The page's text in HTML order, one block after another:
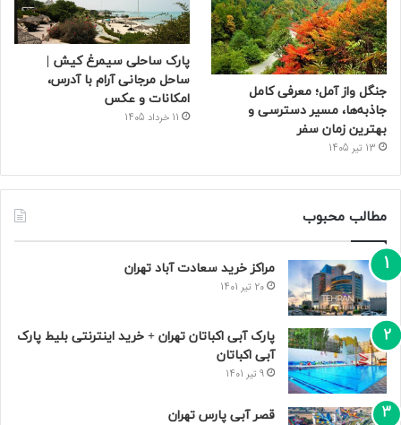
جنگل واز آمل؛ معرفی کامل
جاذبه‌ها، مسیر دسترسی و
بهترین زمان سفر
13 تیر 1405
پارک ساحلی سیمرغ کیش |
ساحل مرجانی آرام با آدرس،
امکانات و عکس
11 خرداد 1405
مطالب محبوب
مراکز خرید سعادت‌ آباد تهران
20 تیر 1401
پارک آبی اکباتان تهران + خرید اینترنتی بلیط پارک
آبی اکباتان
9 تیر 1401
قصر آبی پارس تهران